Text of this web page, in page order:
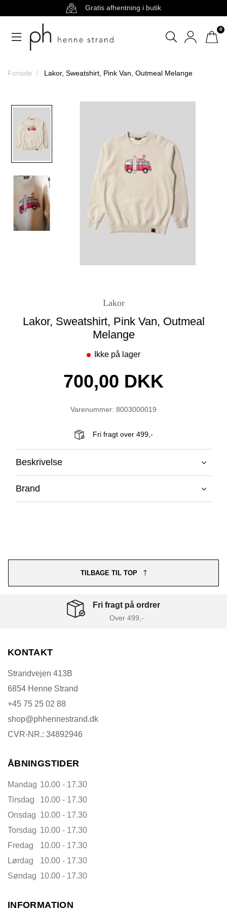
Gratis afhentning i butik
0
Forside Lakor, Sweatshirt, Pink Van, Outmeal Melange
Lakor
Lakor, Sweatshirt, Pink Van, Outmeal
Melange
Ikke på lager
700,00 DKK
Varenummer: 8003000019
Fri fragt over 499,-
Beskrivelse
Brand
TILBAGE TIL TOP
Fri fragt på ordrer
Over 499,-
KONTAKT
Strandvejen 413B
6854 Henne Strand
+45 75 25 02 88
shop@phhennestrand.dk
CVR-NR.: 34892946
ÅBNINGSTIDER
Mandag 10.00 - 17.30
Tirsdag
10.00 - 17.30
Onsdag 10.00 - 17.30
Torsdag 10.00 - 17.30
Fredag
10.00 - 17.30
Lørdag
10.00 - 17.30
Søndag 10.00 - 17.30
INFORMATION